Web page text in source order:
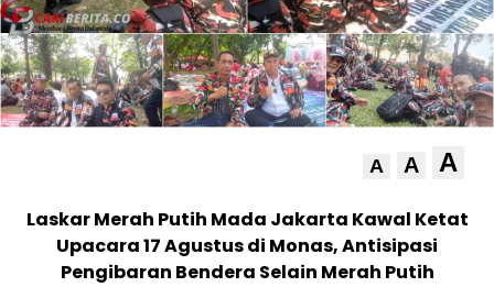
A A A
Laskar Merah Putih Mada Jakarta Kawal Ketat
Upacara 17 Agustus di Monas, Antisipasi
Pengibaran Bendera Selain Merah Putih